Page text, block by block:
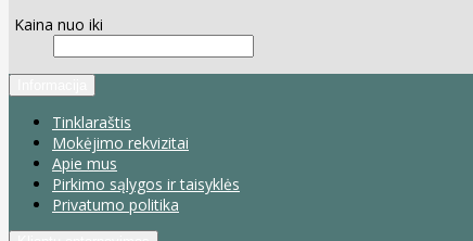
Kaina nuo iki
Tinklaraštis
Mokėjimo rekvizitai
Apie mus
Pirkimo sąlygos ir taisyklės
Privatumo politika